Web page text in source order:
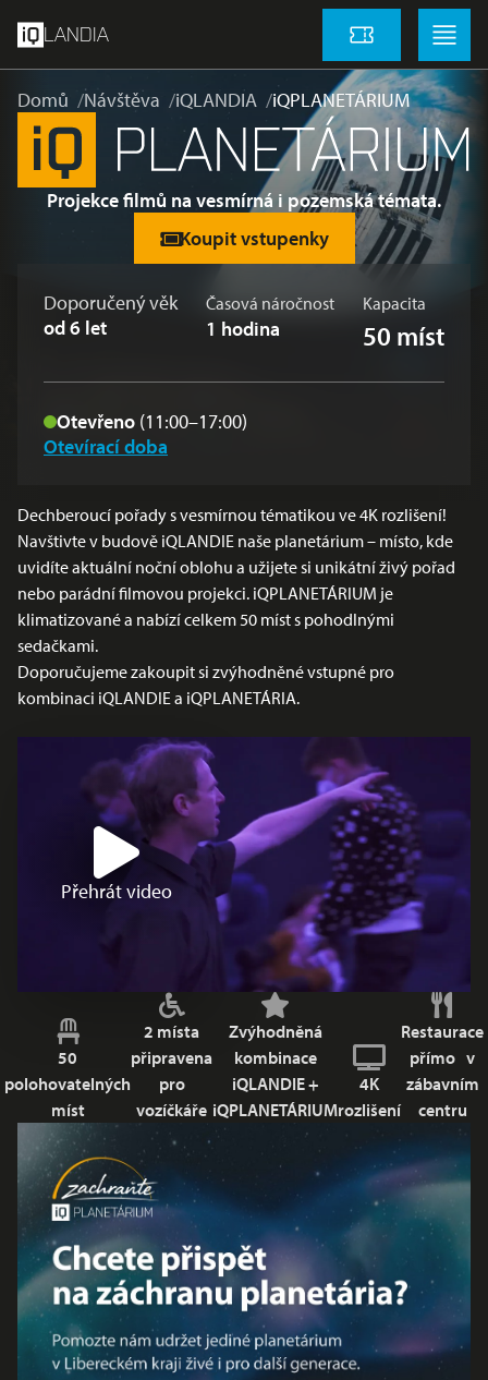
LANDIA Vstupenky
Menu
Domů Návštěva iQLANDIA iQPLANETÁRIUM
Projekce filmů na vesmírná i pozemská témata.
Koupit vstupenky
Doporučený věk
od 6 let
Časová náročnost
1 hodina
Kapacita
50 míst
Otevřeno (11:00–17:00)
Otevírací doba
Dechberoucí pořady s vesmírnou tématikou ve 4K rozlišení!
Navštivte v budově iQLANDIE naše planetárium – místo, kde
uvidíte aktuální noční oblohu a užijete si unikátní živý pořad
nebo parádní filmovou projekci. iQPLANETÁRIUM je
klimatizované a nabízí celkem 50 míst s pohodlnými
sedačkami.
Doporučujeme zakoupit si zvýhodněné vstupné pro
kombinaci iQLANDIE a iQPLANETÁRIA.
Přehrát video
50
polohovatelných
míst
2 místa
připravena
pro
vozíčkáře
Zvýhodněná
kombinace
iQLANDIE +
iQPLANETÁRIUM
4K
rozlišení
Restaurace
přímo v
zábavním
centru